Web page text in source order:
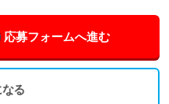
応募フォームへ進む
る